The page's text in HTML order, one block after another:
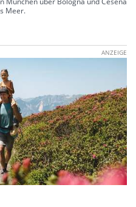
Meer.
ANZEIGE